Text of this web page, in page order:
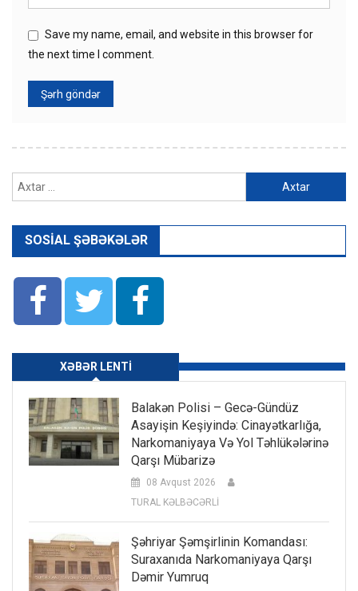
Save my name, email, and website in this browser for
the next time I comment.
SOSIAL ŞƏBƏKƏLƏR
XƏBƏR LENTI
Balakən Polisi – Gecə-Gündüz
Asayişin Keşiyində: Cinayətkarlığa,
Narkomaniyaya Və Yol Təhlükələrinə
Qarşı Mübarizə
08 Avqust 2026
TURAL KƏLBƏCƏRLİ
Şəhriyar Şəmşirlinin Komandası:
Suraxanıda Narkomaniyaya Qarşı
Dəmir Yumruq